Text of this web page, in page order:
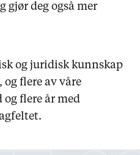
gjør deg også mer
og juridisk kunnskap
flere av våre
og flere år med